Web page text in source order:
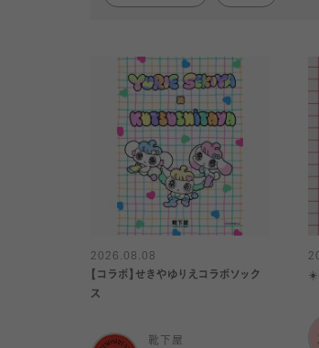
2026.08.08
【コラボ】せきやゆりえコラボソック
ス
靴下屋
☀️